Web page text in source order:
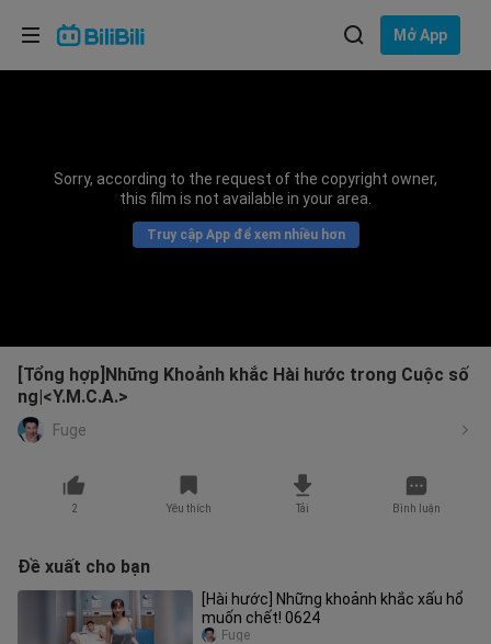
Mở App
Sorry, according to the request of the copyright owner,
this film is not available in your area.
Truy cập App để xem nhiều hơn
[Tổng hợp]Những Khoảnh khắc Hài hước trong Cuộc số
ng|<Y.M.C.A.>
Fuge
2 Yêu thích Tải Bình luận
Đề xuất cho bạn
[Hài hước] Những khoảnh khắc xấu hổ
muốn chết! 0624
Fuge
Lựa chọn ngôn ngữ
Bahasa Indonesia